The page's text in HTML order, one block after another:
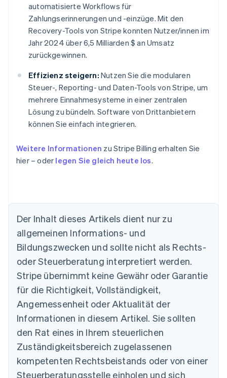
automatisierte Workflows für
Zahlungserinnerungen und -einzüge. Mit den
Recovery-Tools von Stripe konnten Nutzer/innen im
Jahr 2024 über 6,5 Milliarden $ an Umsatz
zurückgewinnen.
Effizienz steigern: Nutzen Sie die modularen
Steuer-, Reporting- und Daten-Tools von Stripe, um
mehrere Einnahmesysteme in einer zentralen
Lösung zu bündeln. Software von Drittanbietern
können Sie einfach integrieren.
Weitere Informationen zu Stripe Billing erhalten Sie
hier – oder legen Sie gleich heute los.
Der Inhalt dieses Artikels dient nur zu
allgemeinen Informations- und
Bildungszwecken und sollte nicht als Rechts-
oder Steuerberatung interpretiert werden.
Stripe übernimmt keine Gewähr oder Garantie
für die Richtigkeit, Vollständigkeit,
Angemessenheit oder Aktualität der
Informationen in diesem Artikel. Sie sollten
den Rat eines in Ihrem steuerlichen
Zuständigkeitsbereich zugelassenen
kompetenten Rechtsbeistands oder von einer
Steuerberatungsstelle einholen und sich
Australien
English
Belgien
Nederlands Français DeutschEnglish
Brasilien
PortuguêsEnglish
English
Dänemark
English
Deutschland
Deutsch English
Estland